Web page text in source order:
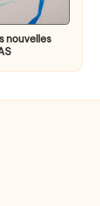
nouvelles